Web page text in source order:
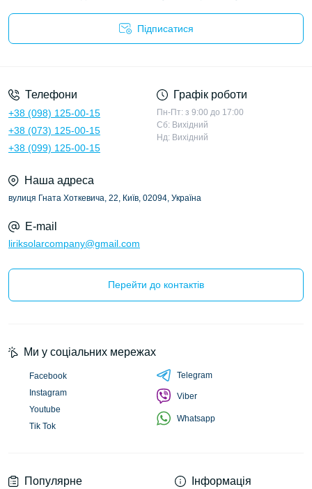
Підписатися
Телефони
+38 (098) 125-00-15
+38 (073) 125-00-15
+38 (099) 125-00-15
Графік роботи
Пн-Пт: з 9:00 до 17:00
Сб: Вихідний
Нд: Вихідний
Наша адреса
вулиця Гната Хоткевича, 22, Київ, 02094, Україна
E-mail
liriksolarcompany@gmail.com
Перейти до контактів
Популярне Інформація
Ми у соціальних мережах
Facebook
Instagram
Youtube
Tik Tok
Telegram
Viber
Whatsapp